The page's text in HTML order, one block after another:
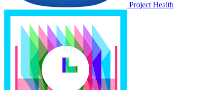
Project Health